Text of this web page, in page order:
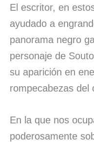
El escritor, en
ayudado a
panorama negro
personaje de
su aparición en
rompecabezas del
En la que nos
poderosamente